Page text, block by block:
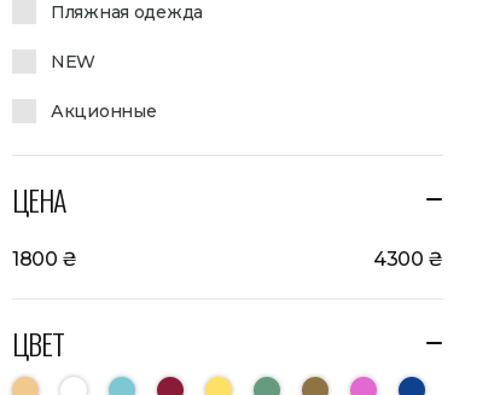
Пляжная одежда
NEW
Акционные
ЦЕНА
1800 ₴ 4300 ₴
ЦВЕТ